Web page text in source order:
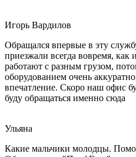
Игорь Вардилов
Обращался впервые в эту
приезжали всегда вовремя, как
работают с разным грузом,
оборудованием очень
впечатление. Скоро наш офис
буду обращаться именно сюда
Ульяна
Какие мальчики молодцы.